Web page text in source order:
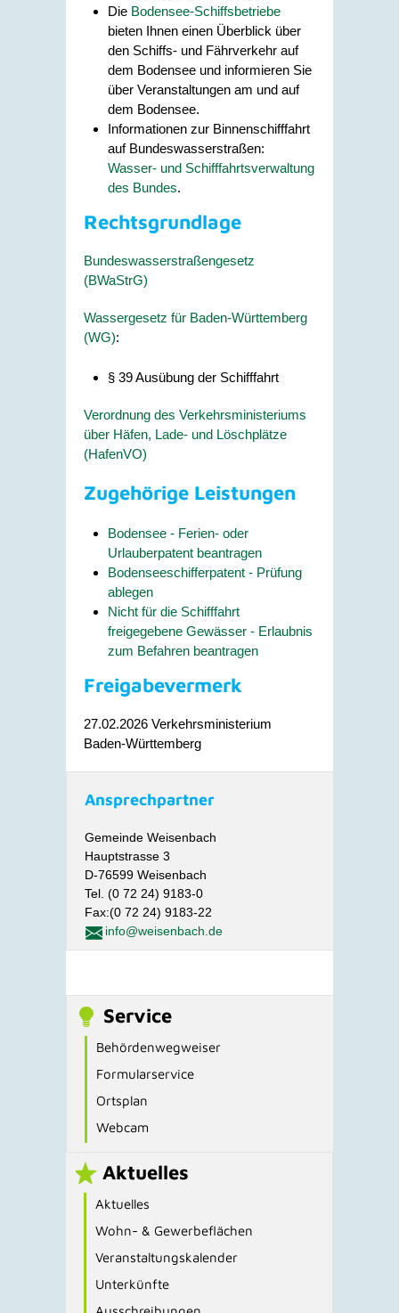
Die Bodensee-Schiffsbetriebe
bieten Ihnen einen Überblick über
den Schiffs- und Fährverkehr auf
dem Bodensee und informieren Sie
über Veranstaltungen am und auf
dem Bodensee.
Informationen zur Binnenschifffahrt
auf Bundeswasserstraßen:
Wasser- und Schifffahrtsverwaltung
des Bundes.
Rechtsgrundlage
Bundeswasserstraßengesetz
(BWaStrG)
Wassergesetz für Baden-Württemberg
(WG):
§ 39Ausübung der Schifffahrt
Verordnung des Verkehrsministeriums
über Häfen, Lade- und Löschplätze
(HafenVO)
Zugehörige Leistungen
Bodensee - Ferien- oder
Urlauberpatent beantragen
Bodenseeschifferpatent - Prüfung
ablegen
Nicht für die Schifffahrt
freigegebene Gewässer - Erlaubnis
zum Befahren beantragen
Freigabevermerk
27.02.2026 Verkehrsministerium
Baden-Württemberg
Ansprechpartner
Gemeinde Weisenbach
Hauptstrasse 3
D-76599 Weisenbach
Tel. (0 72 24) 9183-0
Fax:(0 72 24) 9183-22
info@weisenbach.de
Service
Behördenwegweiser
Formularservice
Ortsplan
Webcam
Aktuelles
Aktuelles
Wohn- & Gewerbeflächen
Veranstaltungskalender
Unterkünfte